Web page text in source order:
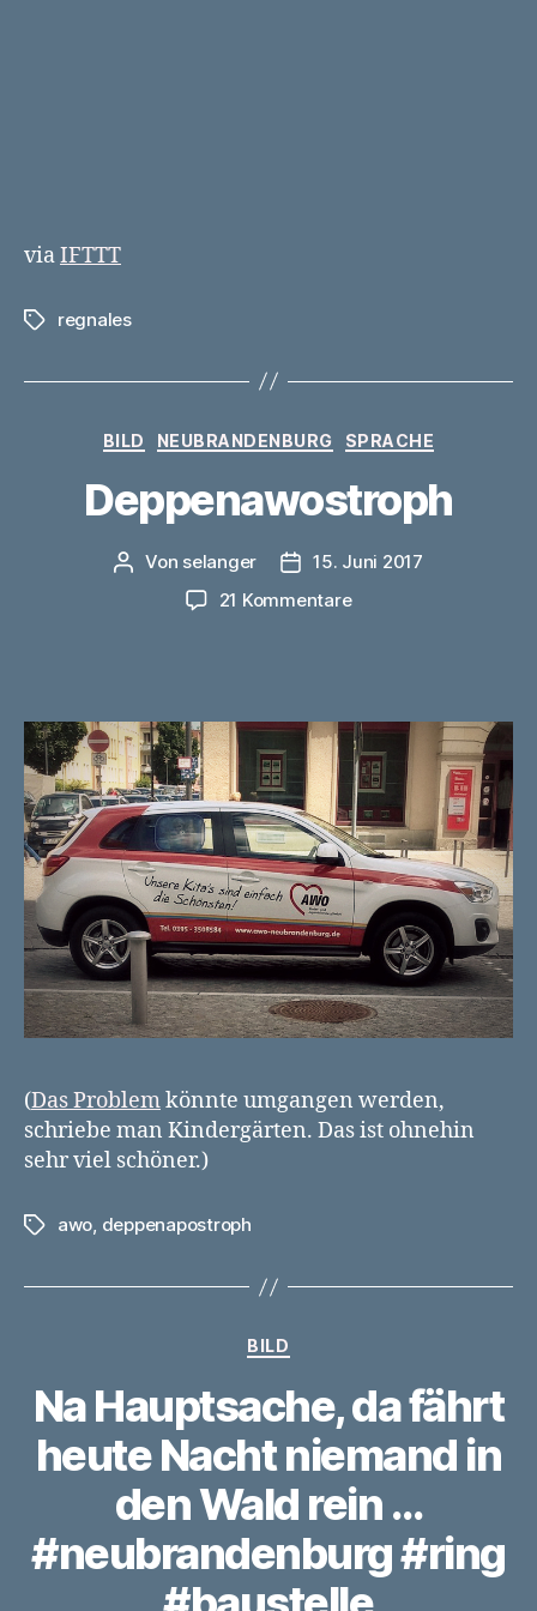
viaIFTTT
Schlagwörter
regnales
Kategorien
BILD NEUBRANDENBURG SPRACHE
Deppenawostroph
Beitragsautor
Von selanger Veröffentlichungsdatum
15. Juni 2017
21 Kommentarezu
(Das Problemkönnte umgangen werden,
schriebe man Kindergärten. Das ist ohnehin
sehr viel schöner.)
Schlagwörter
awo, deppenapostroph
Kategorien
BILD
Na Hauptsache, da fährt
heute Nacht niemand in
den Wald rein …
#neubrandenburg #ring